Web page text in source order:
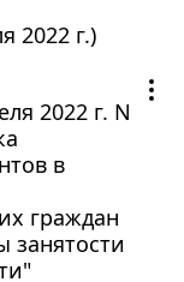
2022 г.)
2022 г. N
в
граждан
занятости